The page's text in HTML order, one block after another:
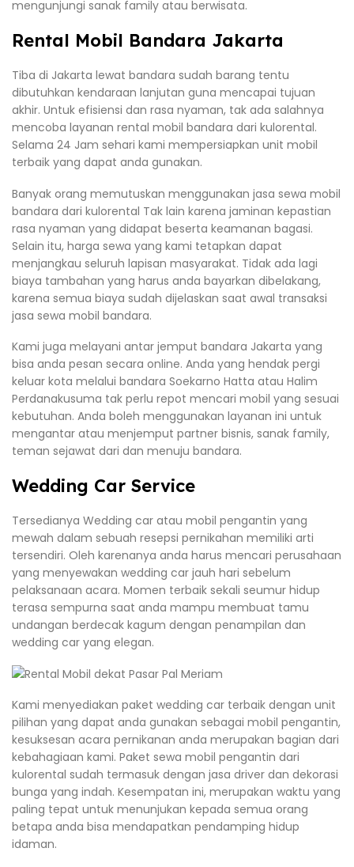
mengunjungi sanak family atau berwisata.
Rental Mobil Bandara Jakarta
Tiba di Jakarta lewat bandara sudah barang tentu
dibutuhkan kendaraan lanjutan guna mencapai tujuan
akhir. Untuk efisiensi dan rasa nyaman, tak ada salahnya
mencoba layanan rental mobil bandara dari kulorental.
Selama 24 Jam sehari kami mempersiapkan unit mobil
terbaik yang dapat anda gunakan.
Banyak orang memutuskan menggunakan jasa sewa mobil
bandara dari kulorental Tak lain karena jaminan kepastian
rasa nyaman yang didapat beserta keamanan bagasi.
Selain itu, harga sewa yang kami tetapkan dapat
menjangkau seluruh lapisan masyarakat. Tidak ada lagi
biaya tambahan yang harus anda bayarkan dibelakang,
karena semua biaya sudah dijelaskan saat awal transaksi
jasa sewa mobil bandara.
Kami juga melayani antar jemput bandara Jakarta yang
bisa anda pesan secara online. Anda yang hendak pergi
keluar kota melalui bandara Soekarno Hatta atau Halim
Perdanakusuma tak perlu repot mencari mobil yang sesuai
kebutuhan. Anda boleh menggunakan layanan ini untuk
mengantar atau menjemput partner bisnis, sanak family,
teman sejawat dari dan menuju bandara.
Wedding Car Service
Tersedianya Wedding car atau mobil pengantin yang
mewah dalam sebuah resepsi pernikahan memiliki arti
tersendiri. Oleh karenanya anda harus mencari perusahaan
yang menyewakan wedding car jauh hari sebelum
pelaksanaan acara. Momen terbaik sekali seumur hidup
terasa sempurna saat anda mampu membuat tamu
undangan berdecak kagum dengan penampilan dan
wedding car yang elegan.
Kami menyediakan paket wedding car terbaik dengan unit
pilihan yang dapat anda gunakan sebagai mobil pengantin,
kesuksesan acara pernikanan anda merupakan bagian dari
kebahagiaan kami. Paket sewa mobil pengantin dari
kulorental sudah termasuk dengan jasa driver dan dekorasi
bunga yang indah. Kesempatan ini, merupakan waktu yang
paling tepat untuk menunjukan kepada semua orang
betapa anda bisa mendapatkan pendamping hidup
idaman.